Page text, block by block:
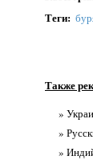
Теги:
Также
»
»
»